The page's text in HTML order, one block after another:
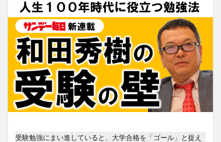
受験勉強にまい進していると、大学合格を「ゴール」と捉え